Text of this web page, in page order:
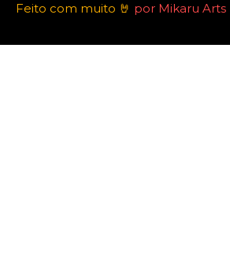
Feito com muito 🤘 por Mikaru Arts